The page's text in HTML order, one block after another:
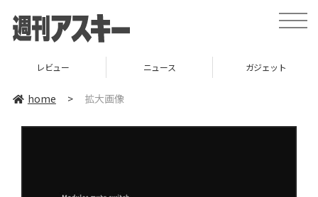
toggle
レビュー ニュース ガジェット
home > 拡大画像